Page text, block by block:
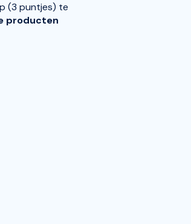
(3 puntjes) te
producten